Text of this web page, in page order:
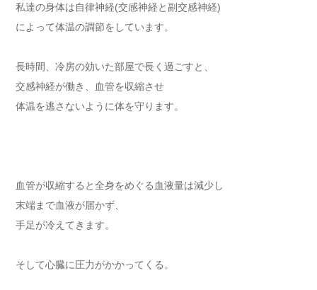
私達の身体は自律神経(交感神経と副交感神経)
によって体温の調節をしています。
長時間、冷房の効いた部屋で長く過ごすと、
交感神経が働き、血管を収縮させ
体温を逃さないように体を守ります。
血管が収縮すると全身をめぐる血液量は減少し
末端まで血液が届かず、
手足が冷えてきます。
そして心臓に圧力がかかってくる。